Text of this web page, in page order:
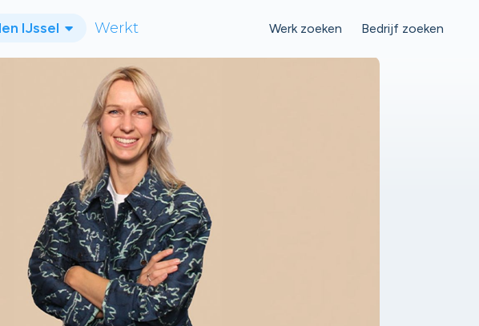
IJssel Werkt Werk zoeken Bedrijf zoeken